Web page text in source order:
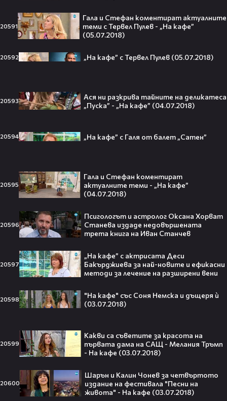
20591
Гала и Стефан коментират актуалните
теми с Тервел Пулев - „На кафе”
(05.07.2018)
20592 „На кафе” с Тервел Пулев (05.07.2018)
20593
Ася ни разкрива тайните на деликатеса
„Пуска” - „На кафе” (04.07.2018)
20594 „На кафе” с Галя от балет „Сатен”
20595
Гала и Стефан коментират
актуалните теми - „На кафе”
(04.07.2018)
20596
Псигологът и астролог Оксана Хорват
Станева издаде недовършената
трета книга на Иван Станчев
20597
„На кафе” с актрисата Деси
Бакърджиева за най-новите и ефикасни
методи за лечение на разширени вени
20598
"На кафе" със Соня Немска и дъщеря ѝ
(03.07.2018)
20599
Какви са съветите за красота на
първата дама на САЩ - Мелания Тръмп
- На кафе (03.07.2018)
20600
Шарън и Калин Чонев за четвъртото
издание на фестивала "Песни на
живота" - На кафе (03.07.2018)
знаят истината: VIRAL хитът
„Papaoutai“ всъщност не е изпят
тялото си!😯💥
Травис Скот получи подарък
футболен фен би го искал! 🤩
„Ще се омъжиш ли за мен?“: Фен
предложи брак на Зендая, а тя
Кралят на YouTube – младоженец:
MrBeast се ожени!💍🥰